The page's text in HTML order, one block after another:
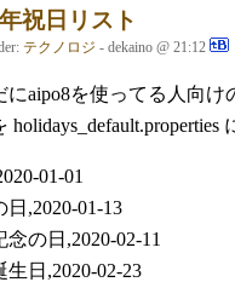
祝日リスト
テクノロジ - dekaino @ 21:12
にaipo8を使ってる人向け
01-01
日,2020-01-13
念の日,2020-02-11
生日,2020-02-23